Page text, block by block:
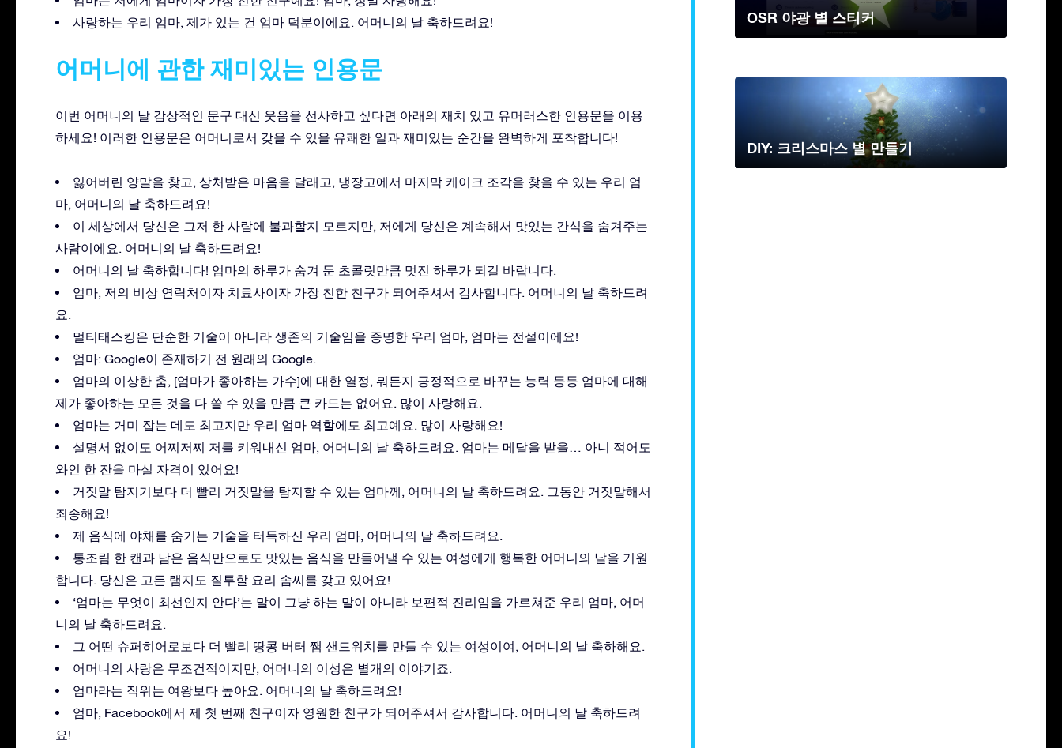
사랑하는 우리 엄마, 제가 있는 건 엄마 덕분이에요. 어머니의 날 축하드려요!
어머니에 관한 재미있는 인용문
이번 어머니의 날 감상적인 문구 대신 웃음을 선사하고 싶다면 아래의 재치 있고 유머러스한 인용문을 이용
하세요! 이러한 인용문은 어머니로서 갖을 수 있을 유쾌한 일과 재미있는 순간을 완벽하게 포착합니다!
잃어버린 양말을 찾고, 상처받은 마음을 달래고, 냉장고에서 마지막 케이크 조각을 찾을 수 있는 우리 엄
마, 어머니의 날 축하드려요!
이 세상에서 당신은 그저 한 사람에 불과할지 모르지만, 저에게 당신은 계속해서 맛있는 간식을 숨겨주는
사람이에요. 어머니의 날 축하드려요!
어머니의 날 축하합니다! 엄마의 하루가 숨겨 둔 초콜릿만큼 멋진 하루가 되길 바랍니다.
엄마, 저의 비상 연락처이자 치료사이자 가장 친한 친구가 되어주셔서 감사합니다. 어머니의 날 축하드려
요.
멀티태스킹은 단순한 기술이 아니라 생존의 기술임을 증명한 우리 엄마, 엄마는 전설이에요!
엄마: Google이 존재하기 전 원래의 Google.
엄마의 이상한 춤, [엄마가 좋아하는 가수]에 대한 열정, 뭐든지 긍정적으로 바꾸는 능력 등등 엄마에 대해
제가 좋아하는 모든 것을 다 쓸 수 있을 만큼 큰 카드는 없어요. 많이 사랑해요.
엄마는 거미 잡는 데도 최고지만 우리 엄마 역할에도 최고예요. 많이 사랑해요!
설명서 없이도 어찌저찌 저를 키워내신 엄마, 어머니의 날 축하드려요. 엄마는 메달을 받을… 아니 적어도
와인 한 잔을 마실 자격이 있어요!
거짓말 탐지기보다 더 빨리 거짓말을 탐지할 수 있는 엄마께, 어머니의 날 축하드려요. 그동안 거짓말해서
죄송해요!
제 음식에 야채를 숨기는 기술을 터득하신 우리 엄마, 어머니의 날 축하드려요.
통조림 한 캔과 남은 음식만으로도 맛있는 음식을 만들어낼 수 있는 여성에게 행복한 어머니의 날을 기원
합니다. 당신은 고든 램지도 질투할 요리 솜씨를 갖고 있어요!
‘엄마는 무엇이 최선인지 안다’는 말이 그냥 하는 말이 아니라 보편적 진리임을 가르쳐준 우리 엄마, 어머
니의 날 축하드려요.
그 어떤 슈퍼히어로보다 더 빨리 땅콩 버터 쨈 샌드위치를 만들 수 있는 여성이여, 어머니의 날 축하해요.
어머니의 사랑은 무조건적이지만, 어머니의 이성은 별개의 이야기죠.
엄마라는 직위는 여왕보다 높아요. 어머니의 날 축하드려요!
엄마, Facebook에서 제 첫 번째 친구이자 영원한 친구가 되어주셔서 감사합니다. 어머니의 날 축하드려
요!
OSR 야광 별 스티커
DIY: 크리스마스 별 만들기